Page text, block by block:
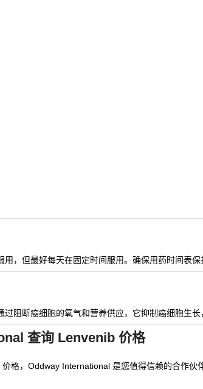
，但最好每天在固定时间服用。确保用药时间表保
阻断癌细胞的氧气和营养供应，它抑制癌细胞生长
查询 Lenvenib 价格
价格，Oddway International 是您值得信赖的合作伙